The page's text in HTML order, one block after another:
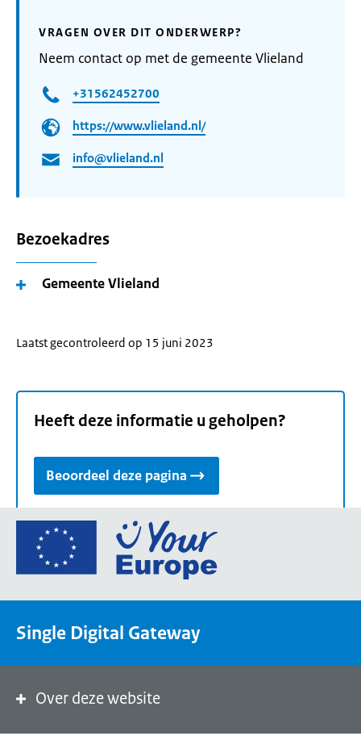
VRAGEN OVER DIT ONDERWERP?
Neem contact op met de gemeente Vlieland
+31562452700
https://www.vlieland.nl/
info@vlieland.nl
Bezoekadres
Gemeente Vlieland
Laatst gecontroleerd op 15 juni 2023
Heeft deze informatie u geholpen?
Beoordeel deze pagina
Ga
de
een
de
Single Digital Gateway
Over deze website